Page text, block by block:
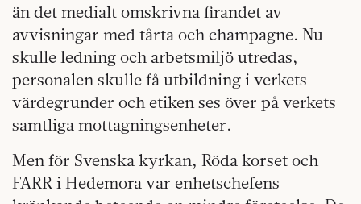
än det medialt omskrivna firandet av
avvisningar med tårta och champagne. Nu
skulle ledning och arbetsmiljö utredas,
personalen skulle få utbildning i verkets
värdegrunder och etiken ses över på verkets
samtliga mottagningsenheter.
Men för Svenska kyrkan, Röda korset och
FARR i Hedemora var enhetschefens